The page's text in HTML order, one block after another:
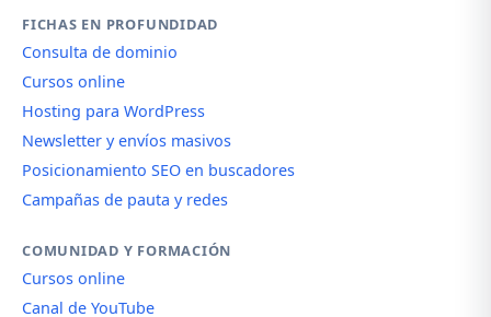
FICHAS EN PROFUNDIDAD
Consulta de dominio
Cursos online
Hosting para WordPress
Newsletter y envíos masivos
Posicionamiento SEO en buscadores
Campañas de pauta y redes
COMUNIDAD Y FORMACIÓN
Cursos online
Canal de YouTube